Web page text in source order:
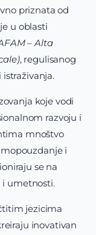
priznata od
u oblasti
– Alta
, regulisanog
koje vodi
razvoju i
mnoštvo
i
se na
i umetnosti.
jezicima
inovativan